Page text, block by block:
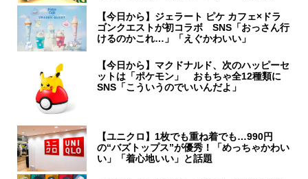
【今日から】ジェラート ピケ カフェ×ドラ
ゴンクエストが初コラボ SNS「おっさん行
けるのかこれ…」「えぐかわいい」
【今日から】マクドナルド、次のハッピーセ
ットは「ポケモン」 おもちゃ全12種類に
SNS「こういうのでいいんだよ」
【ユニクロ】1枚でも重ね着でも…990円
の“バズトップス”が優秀！「めっちゃかわい
い」「着心地いい」と話題